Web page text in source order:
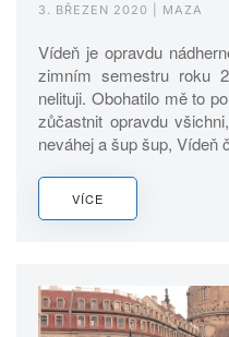
3. BŘEZEN 2020 | MAZA
Vídeň je opravdu
zimním semestru roku
nelituji. Obohatilo mě to
zůčastnit opravdu
neváhej a šup šup, Vídeň
VÍCE